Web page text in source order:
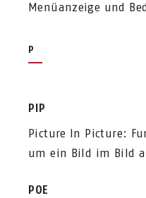
Menüanzeige und
P
PIP
Picture In Picture:
um ein Bild im Bild
POE